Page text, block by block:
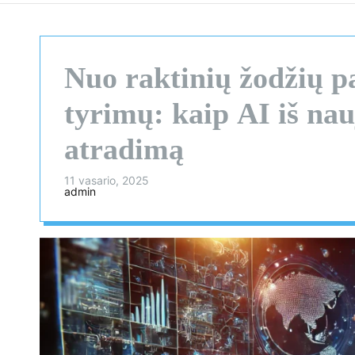
Nuo raktinių žodžių
tyrimų: kaip AI iš
atradimą
11 vasario, 2025
admin